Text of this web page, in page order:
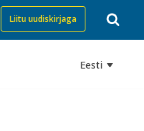
Liitu uudiskirjaga
Eesti